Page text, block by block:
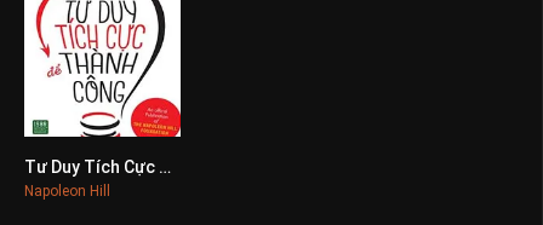
0
Tư Duy Tích Cực Để Thành Công
Napoleon Hill